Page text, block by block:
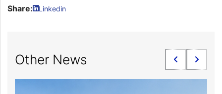
Share: Linkedin
Other News